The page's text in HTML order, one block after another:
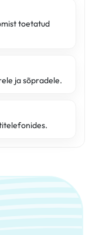
toetatud
ja sõpradele.